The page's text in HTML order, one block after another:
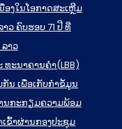
ອງໃນໂອກາດສະເຫຼີມ
ວ ຄົບຮອບ 71 ປີ ທີ່
າວ
ທະນາຄານຄຳ(LBB)
ນ ເພື່ອເກັບກຳຂໍ້ມູນ
ນກະກຽມຄວາມພ້ອມ
ຂົ້າຜ່ານກອງປະຊຸມ